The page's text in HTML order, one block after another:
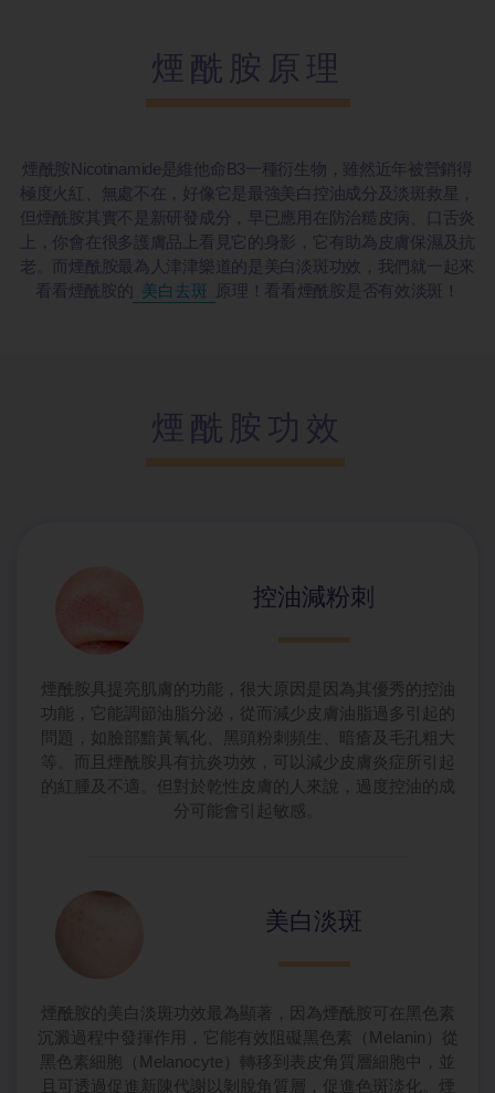
煙酰胺原理
煙酰胺Nicotinamide是維他命B3一種衍生物，雖然近年被營銷得
極度火紅、無處不在，好像它是最強美白控油成分及淡斑救星，
但煙酰胺其實不是新研發成分，早已應用在防治糙皮病、口舌炎
上，你會在很多護膚品上看見它的身影，它有助為皮膚保濕及抗
老。而煙酰胺最為人津津樂道的是美白淡斑功效，我們就一起來
看看煙酰胺的
美白去斑 原理！看看煙酰胺是否有效淡斑！
煙酰胺功效
控油減粉刺
煙酰胺具提亮肌膚的功能，很大原因是因為其優秀的控油
功能，它能調節油脂分泌，從而減少皮膚油脂過多引起的
問題，如臉部黯黃氧化、黑頭粉刺頻生、暗瘡及毛孔粗大
等。而且煙酰胺具有抗炎功效，可以減少皮膚炎症所引起
的紅腫及不適。但對於乾性皮膚的人來說，過度控油的成
分可能會引起敏感。
美白淡斑
煙酰胺的美白淡斑功效最為顯著，因為煙酰胺可在黑色素
沉澱過程中發揮作用，它能有效阻礙黑色素（Melanin）從
黑色素細胞（Melanocyte）轉移到表皮角質層細胞中，並
且可透過促進新陳代謝以剝脫角質層，促進色斑淡化。煙